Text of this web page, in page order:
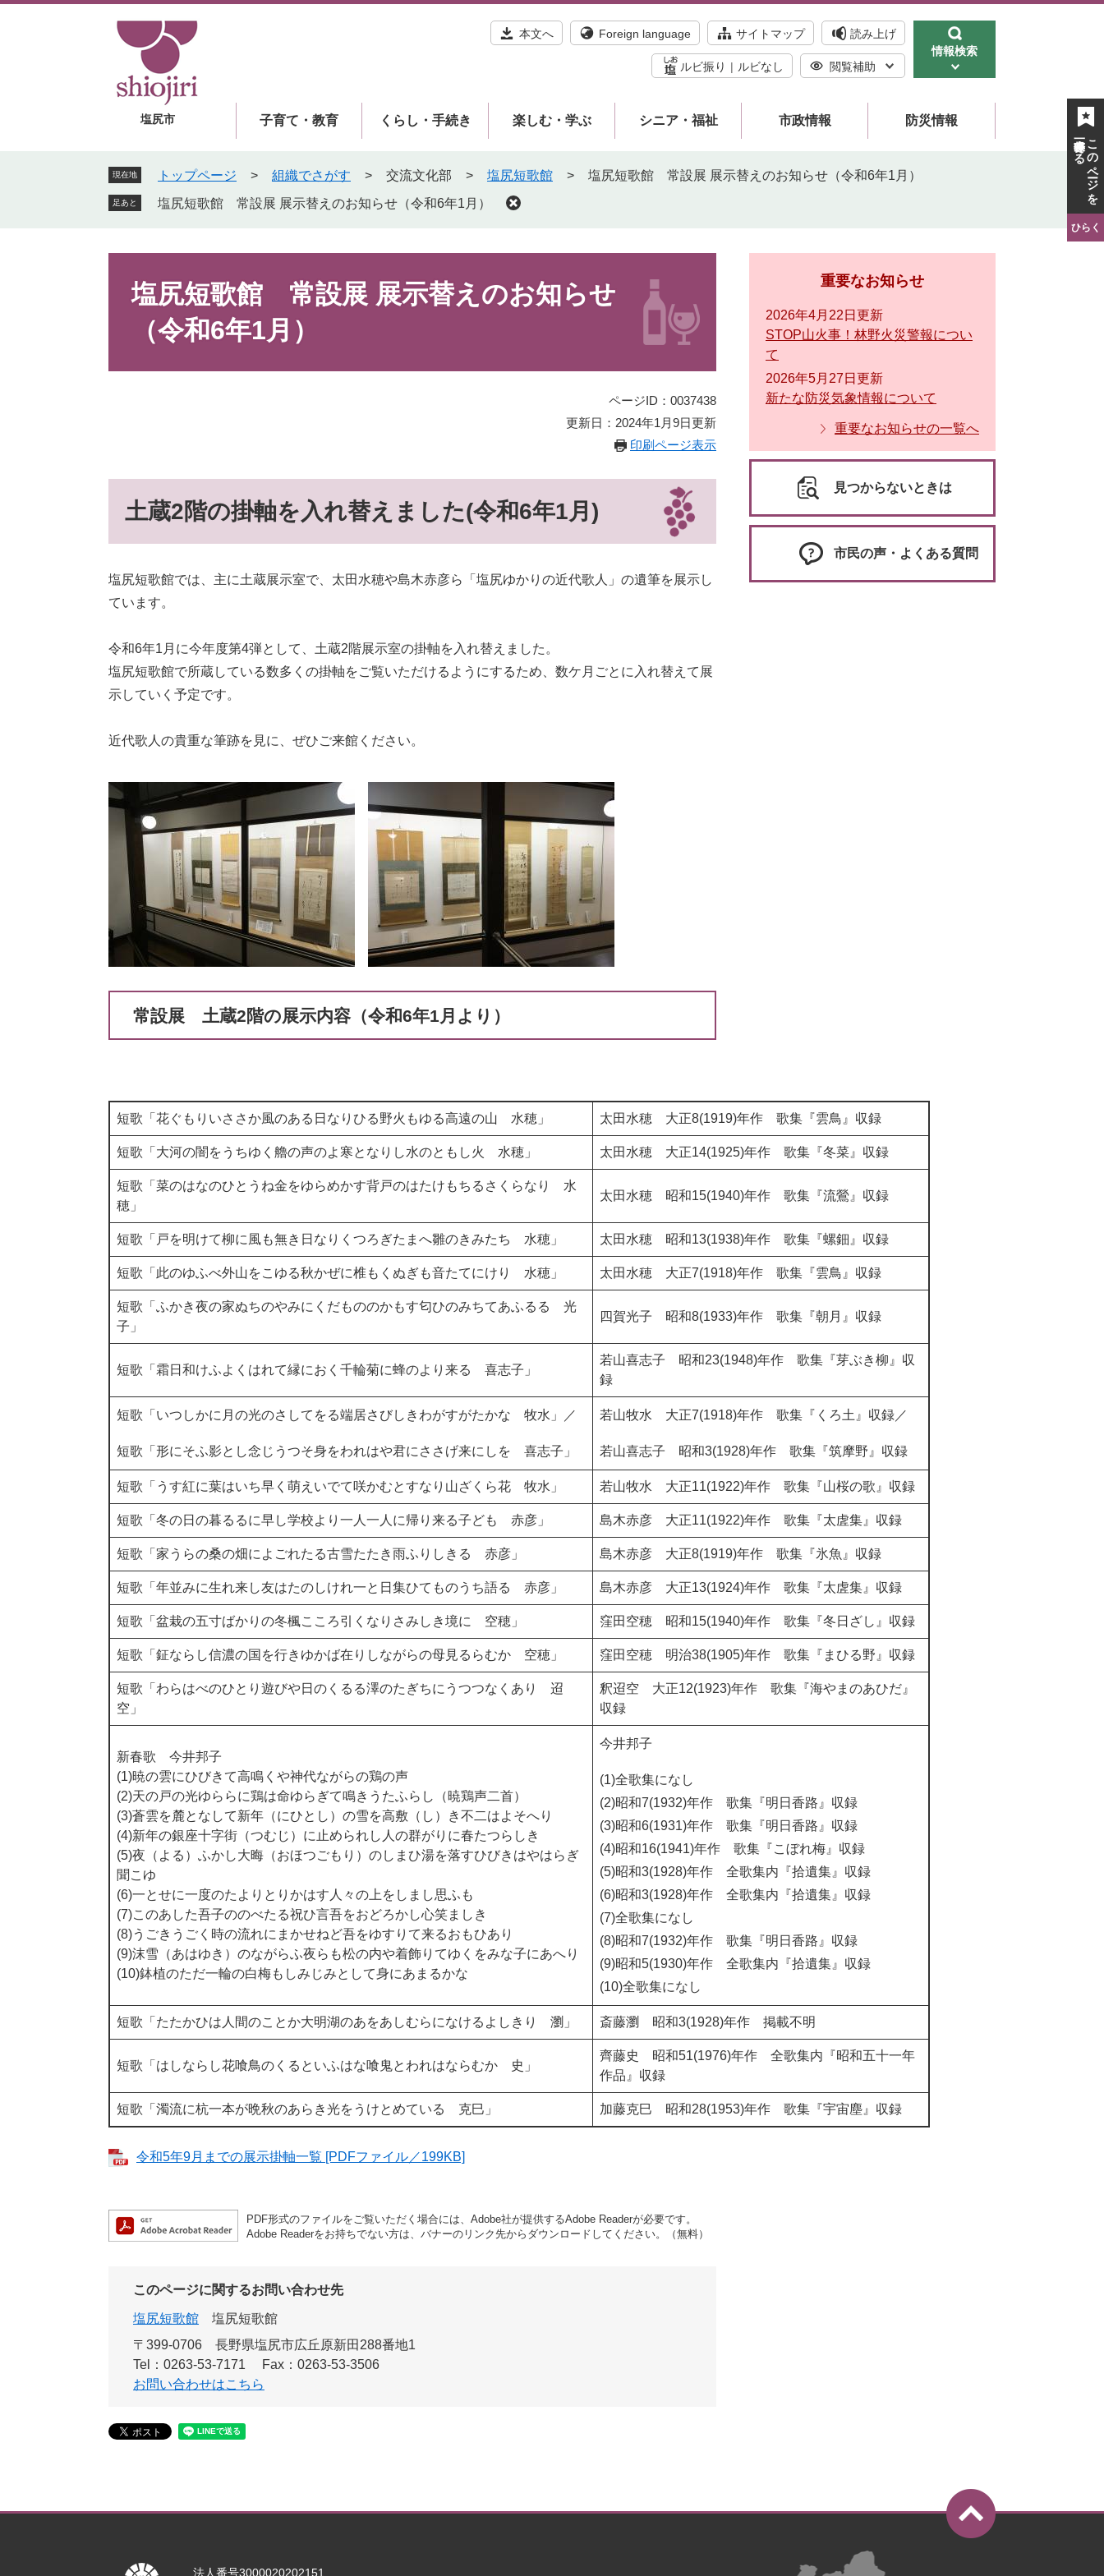
塩尻市
本文へ Foreign language サイトマップ 読み上げ
ルビ振り ルビなし 閲覧補助
情報検索
子育て・教育 くらし・手続き 楽しむ・学ぶ シニア・福祉 市政情報 防災情報
現在地 トップページ > 組織でさがす > 交流文化部 > 塩尻短歌館 > 塩尻短歌館 常設展 展示替えのお知らせ（令和6年1月）
足あと 塩尻短歌館 常設展 展示替えのお知らせ（令和6年1月）
塩尻短歌館 常設展 展示替えのお知らせ
（令和6年1月）
ページID：0037438
更新日：2024年1月9日更新
印刷ページ表示
土蔵2階の掛軸を入れ替えました(令和6年1月)
塩尻短歌館では、主に土蔵展示室で、太田水穂や島木赤彦ら「塩尻ゆかりの近代歌人」の遺筆を展示し
ています。
令和6年1月に今年度第4弾として、土蔵2階展示室の掛軸を入れ替えました。
塩尻短歌館で所蔵している数多くの掛軸をご覧いただけるようにするため、数ケ月ごとに入れ替えて展
示していく予定です。
近代歌人の貴重な筆跡を見に、ぜひご来館ください。
常設展 土蔵2階の展示内容（令和6年1月より）
短歌「花ぐもりいささか風のある日なりひる野火もゆる高遠の山 水穂」 太田水穂 大正8(1919)年作 歌集『雲鳥』収録
短歌「大河の闇をうちゆく艪の声のよ寒となりし水のともし火 水穂」 太田水穂 大正14(1925)年作 歌集『冬菜』収録
短歌「菜のはなのひとうね金をゆらめかす背戸のはたけもちるさくらなり 水
穂」
太田水穂 昭和15(1940)年作 歌集『流鶯』収録
短歌「戸を明けて柳に風も無き日なりくつろぎたまへ雛のきみたち 水穂」 太田水穂 昭和13(1938)年作 歌集『螺鈿』収録
短歌「此のゆふべ外山をこゆる秋かぜに椎もくぬぎも音たてにけり 水穂」 太田水穂 大正7(1918)年作 歌集『雲鳥』収録
短歌「ふかき夜の家ぬちのやみにくだもののかもす匂ひのみちてあふるる 光
子」
四賀光子 昭和8(1933)年作 歌集『朝月』収録
短歌「霜日和けふよくはれて縁におく千輪菊に蜂のより来る 喜志子」
若山喜志子 昭和23(1948)年作 歌集『芽ぶき柳』収
録
短歌「いつしかに月の光のさしてをる端居さびしきわがすがたかな 牧水」／
短歌「形にそふ影とし念じうつそ身をわれはや君にささげ来にしを 喜志子」
若山牧水 大正7(1918)年作 歌集『くろ土』収録／
若山喜志子 昭和3(1928)年作 歌集『筑摩野』収録
短歌「うす紅に葉はいち早く萌えいでて咲かむとすなり山ざくら花 牧水」 若山牧水 大正11(1922)年作 歌集『山桜の歌』収録
短歌「冬の日の暮るるに早し学校より一人一人に帰り来る子ども 赤彦」 島木赤彦 大正11(1922)年作 歌集『太虗集』収録
短歌「家うらの桑の畑によごれたる古雪たたき雨ふりしきる 赤彦」 島木赤彦 大正8(1919)年作 歌集『氷魚』収録
短歌「年並みに生れ来し友はたのしけれ一と日集ひてものうち語る 赤彦」 島木赤彦 大正13(1924)年作 歌集『太虗集』収録
短歌「盆栽の五寸ばかりの冬楓こころ引くなりさみしき境に 空穂」 窪田空穂 昭和15(1940)年作 歌集『冬日ざし』収録
短歌「鉦ならし信濃の国を行きゆかば在りしながらの母見るらむか 空穂」 窪田空穂 明治38(1905)年作 歌集『まひる野』収録
短歌「わらはべのひとり遊びや日のくるる澤のたぎちにうつつなくあり 迢
空」
釈迢空 大正12(1923)年作 歌集『海やまのあひだ』
収録
新春歌 今井邦子
(1)暁の雲にひびきて高鳴くや神代ながらの鶏の声
(2)天の戸の光ゆららに鶏は命ゆらぎて鳴きうたふらし（暁鶏声二首）
(3)蒼雲を麓となして新年（にひとし）の雪を高敷（し）き不二はよそへり
(4)新年の銀座十字街（つむじ）に止められし人の群がりに春たつらしき
(5)夜（よる）ふかし大晦（おほつごもり）のしまひ湯を落すひびきはやはらぎ
聞こゆ
(6)一とせに一度のたよりとりかはす人々の上をしまし思ふも
(7)このあした吾子ののべたる祝ひ言吾をおどろかし心笑ましき
(8)うごきうごく時の流れにまかせねど吾をゆすりて来るおもひあり
(9)沫雪（あはゆき）のながらふ夜らも松の内や着飾りてゆくをみな子にあへり
(10)鉢植のただ一輪の白梅もしみじみとして身にあまるかな
今井邦子
(1)全歌集になし
(2)昭和7(1932)年作 歌集『明日香路』収録
(3)昭和6(1931)年作 歌集『明日香路』収録
(4)昭和16(1941)年作 歌集『こぼれ梅』収録
(5)昭和3(1928)年作 全歌集内『拾遺集』収録
(6)昭和3(1928)年作 全歌集内『拾遺集』収録
(7)全歌集になし
(8)昭和7(1932)年作 歌集『明日香路』収録
(9)昭和5(1930)年作 全歌集内『拾遺集』収録
(10)全歌集になし
短歌「たたかひは人間のことか大明湖のあをあしむらになけるよしきり 瀏」 斎藤瀏 昭和3(1928)年作 掲載不明
短歌「はしならし花喰鳥のくるといふはな喰鬼とわれはならむか 史」
齊藤史 昭和51(1976)年作 全歌集内『昭和五十一年
作品』収録
短歌「濁流に杭一本が晩秋のあらき光をうけとめている 克巳」 加藤克巳 昭和28(1953)年作 歌集『宇宙塵』収録
令和5年9月までの展示掛軸一覧 [PDFファイル／199KB]
PDF形式のファイルをご覧いただく場合には、Adobe社が提供するAdobe Readerが必要です。
Adobe Readerをお持ちでない方は、バナーのリンク先からダウンロードしてください。（無料）
このページに関するお問い合わせ先
塩尻短歌館
塩尻短歌館
〒399-0706
長野県塩尻市広丘原新田288番地1
Tel：0263-53-7171
Fax：0263-53-3506
お問い合わせはこちら
重要なお知らせ
2026年4月22日更新
STOP山火事！林野火災警報につい
て
2026年5月27日更新
新たな防災気象情報について
重要なお知らせの一覧へ
見つからないときは
市民の声・よくある質問
法人番号3000020202151
このページを
一時保存する
ひらく